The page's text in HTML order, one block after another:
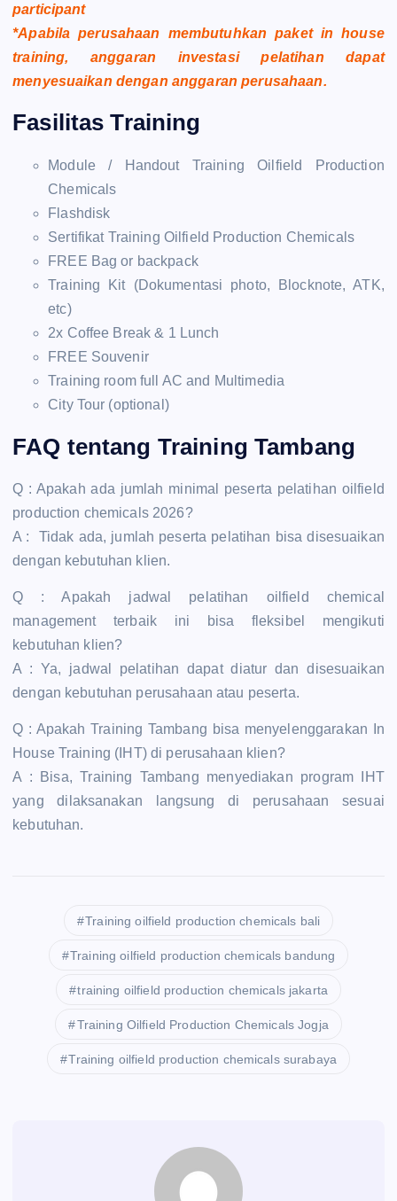
participant
*Apabila perusahaan membutuhkan paket in house
training, anggaran investasi pelatihan dapat
menyesuaikan dengan anggaran perusahaan.
Fasilitas Training
Module / Handout Training Oilfield Production
Chemicals
Flashdisk
Sertifikat Training Oilfield Production Chemicals
FREE Bag or backpack
Training Kit (Dokumentasi photo, Blocknote, ATK,
etc)
2x Coffee Break & 1 Lunch
FREE Souvenir
Training room full AC and Multimedia
City Tour (optional)
FAQ tentang Training Tambang
Q : Apakah ada jumlah minimal peserta pelatihan oilfield
production chemicals 2026?
A : Tidak ada, jumlah peserta pelatihan bisa disesuaikan
dengan kebutuhan klien.
Q : Apakah jadwal pelatihan oilfield chemical
management terbaik ini bisa fleksibel mengikuti
kebutuhan klien?
A : Ya, jadwal pelatihan dapat diatur dan disesuaikan
dengan kebutuhan perusahaan atau peserta.
Q : Apakah Training Tambang bisa menyelenggarakan In
House Training (IHT) di perusahaan klien?
A : Bisa, Training Tambang menyediakan program IHT
yang dilaksanakan langsung di perusahaan sesuai
kebutuhan.
Training oilfield production chemicals bali
Training oilfield production chemicals bandung
training oilfield production chemicals jakarta
Training Oilfield Production Chemicals Jogja
Training oilfield production chemicals surabaya